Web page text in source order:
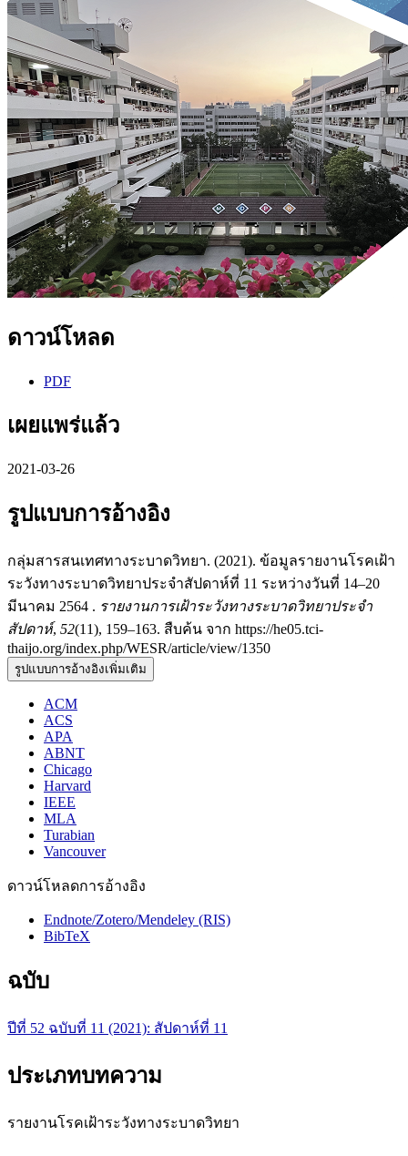
ดาวน์โหลด
PDF
เผยแพร่แล้ว
2021-03-26
รูปแบบการอ้างอิง
กลุ่มสารสนเทศทางระบาดวิทยา. (2021). ข้อมูลรายงานโรคเฝ้า
ระวังทางระบาดวิทยาประจำสัปดาห์ที่ 11 ระหว่างวันที่ 14–20
มีนาคม 2564 . รายงานการเฝ้าระวังทางระบาดวิทยาประจำ
สัปดาห์, 52(11), 159–163. สืบค้น จาก https://he05.tci-
thaijo.org/index.php/WESR/article/view/1350
รูปแบบการอ้างอิงเพิ่มเติม
ACM
ACS
APA
ABNT
Chicago
Harvard
IEEE
MLA
Turabian
Vancouver
ดาวน์โหลดการอ้างอิง
Endnote/Zotero/Mendeley (RIS)
BibTeX
ฉบับ
ปีที่ 52 ฉบับที่ 11 (2021): สัปดาห์ที่ 11
ประเภทบทความ
รายงานโรคเฝ้าระวังทางระบาดวิทยา